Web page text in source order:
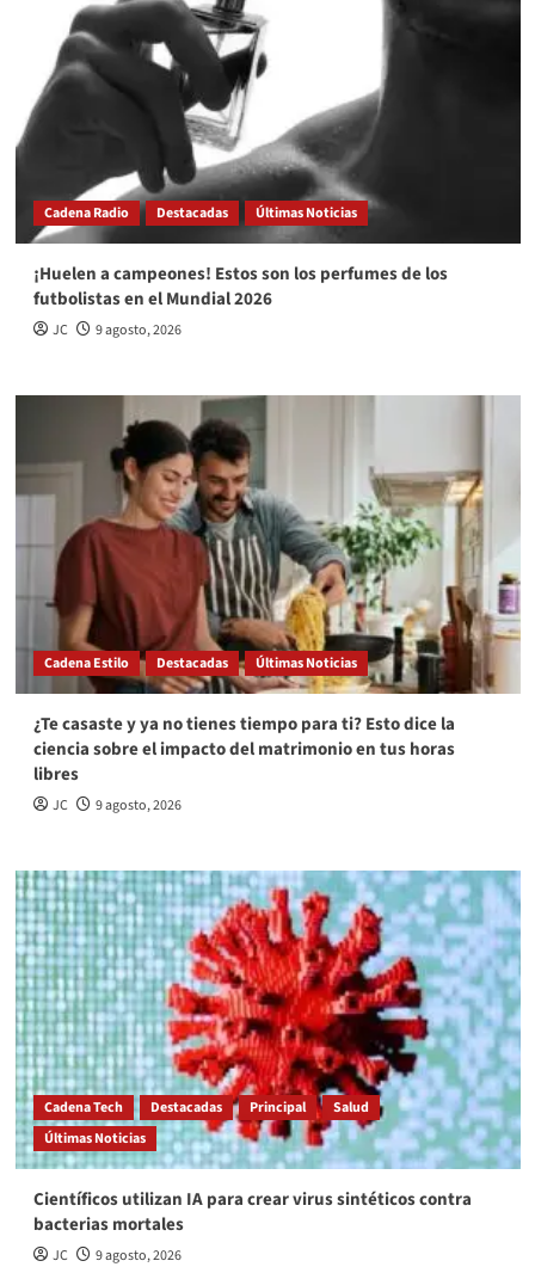
Cadena Radio Destacadas Últimas Noticias
¡Huelen a campeones! Estos son los perfumes de los
futbolistas en el Mundial 2026
JC 9 agosto, 2026
Cadena Estilo Destacadas Últimas Noticias
¿Te casaste y ya no tienes tiempo para ti? Esto dice la
ciencia sobre el impacto del matrimonio en tus horas
libres
JC 9 agosto, 2026
Cadena Tech Destacadas Principal
Salud
Últimas Noticias
Científicos utilizan IA para crear virus sintéticos contra
bacterias mortales
JC 9 agosto, 2026